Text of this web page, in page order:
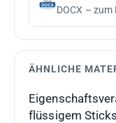
DOCX – zum
ÄHNLICHE
flüssigem